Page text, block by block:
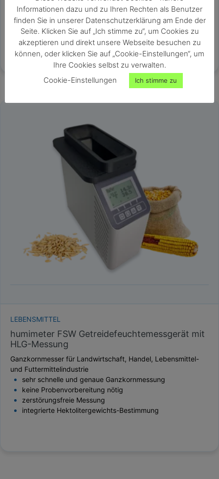
Feuchtetester für Getreide, Saaten & Hülsenfrüchte
sehr schnelle und genaue Ganzkornmessung
großer Messbereich von 0 bis 50% Wassergehalt
keine Probenvorbereitung nötig
Messung innerhalb von Sekunden
LEBENSMITTEL
humimeter FSW Getreidefeuchtemessgerät mit
HLG-Messung
Ganzkornmesser für Landwirtschaft, Handel, Lebensmittel-
und Futtermittelindustrie
sehr schnelle und genaue Ganzkornmessung
keine Probenvorbereitung nötig
zerstörungsfreie Messung
integrierte Hektolitergewichts-Bestimmung
Informationen dazu und zu Ihren Rechten als Benutzer
finden Sie in unserer Datenschutzerklärung am Ende der
Seite. Klicken Sie auf „Ich stimme zu“, um Cookies zu
akzeptieren und direkt unsere Webseite besuchen zu
können, oder klicken Sie auf „Cookie-Einstellungen“, um
Ihre Cookies selbst zu verwalten.
Cookie-Einstellungen
Ich stimme zu